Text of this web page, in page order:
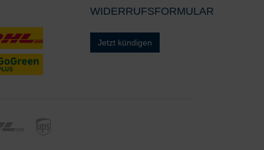
WIDERRUFSFORMULAR
Jetzt kündigen